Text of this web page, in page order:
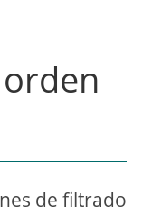
de filtrado